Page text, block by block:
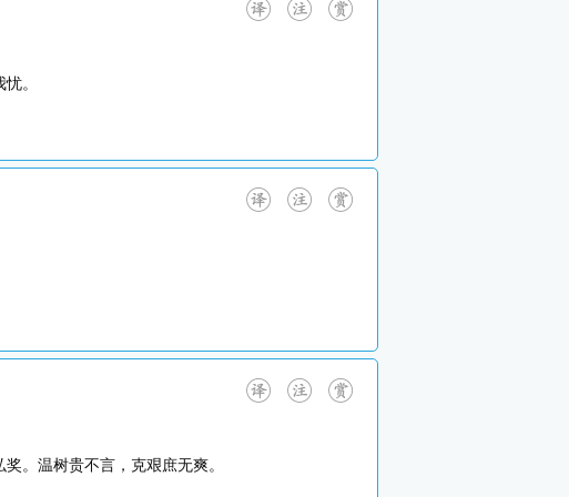
。
。温树贵不言，克艰庶无爽。